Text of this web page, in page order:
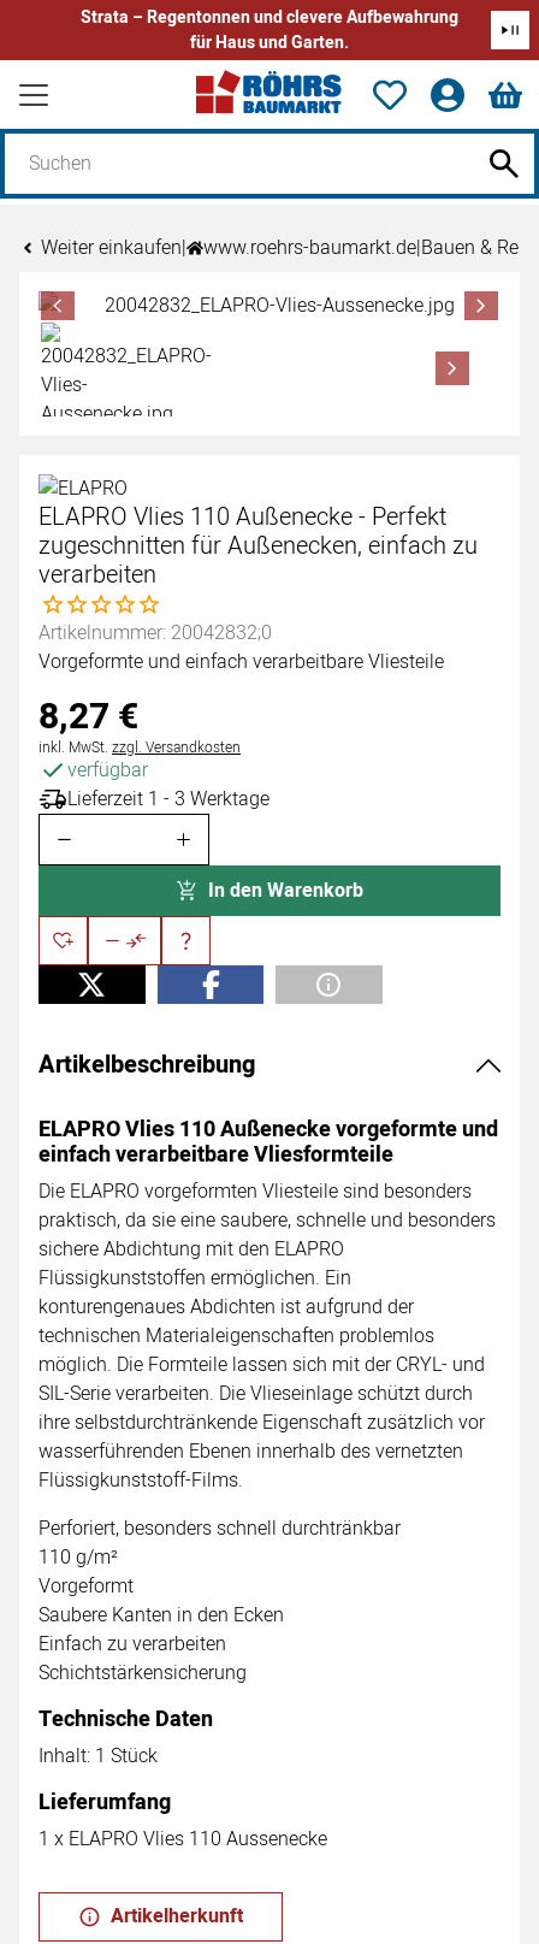
Strata – Regentonnen und clevere Aufbewahrung
für Haus und Garten.
Zum Hauptinhalt springen
Weiter einkaufen| www.roehrs-baumarkt.de|Bauen &
Produktgalerie
Zur Kaufbox springen
ELAPRO Vlies 110 Außenecke - Perfekt
zugeschnitten für Außenecken, einfach zu
verarbeiten
Noch keine Bewertungen abgegeben
Artikelnummer: 20042832;0
Vorgeformte und einfach verarbeitbare Vliesteile
8,27 €
Steuerhinweis:
inkl. MwSt. zzgl. Versandkosten
verfügbar
Lieferzeit 1 - 3 Werktage
In den Warenkorb
Artikelbeschreibung
ELAPRO Vlies 110 Außenecke vorgeformte und
einfach verarbeitbare Vliesformteile
Die ELAPRO vorgeformten Vliesteile sind besonders
praktisch, da sie eine saubere, schnelle und besonders
sichere Abdichtung mit den ELAPRO
Flüssigkunststoffen ermöglichen. Ein
konturengenaues Abdichten ist aufgrund der
technischen Materialeigenschaften problemlos
möglich. Die Formteile lassen sich mit der CRYL- und
SIL-Serie verarbeiten. Die Vlieseinlage schützt durch
ihre selbstdurchtränkende Eigenschaft zusätzlich vor
wasserführenden Ebenen innerhalb des vernetzten
Flüssigkunststoff-Films.
Perforiert, besonders schnell durchtränkbar
110 g/m²
Vorgeformt
Saubere Kanten in den Ecken
Einfach zu verarbeiten
Schichtstärkensicherung
Technische Daten
Inhalt: 1 Stück
Lieferumfang
1 x ELAPRO Vlies 110 Aussenecke
Artikelherkunft